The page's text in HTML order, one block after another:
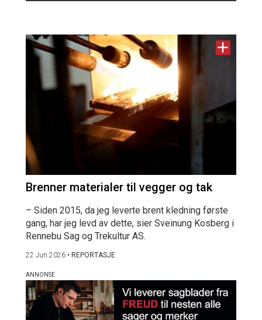
Brenner materialer til vegger og tak
– Siden 2015, da jeg leverte brent kledning første
gang, har jeg levd av dette, sier Sveinung Kosberg i
Rennebu Sag og Trekultur AS.
22 Jun 2026 • REPORTASJE